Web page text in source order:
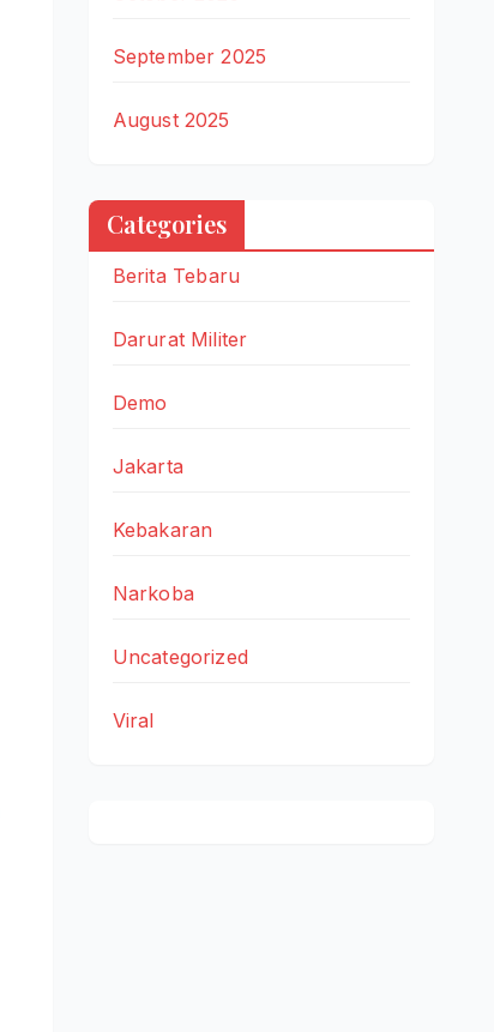
September 2025
August 2025
Categories
Berita Tebaru
Darurat Militer
Demo
Jakarta
Kebakaran
Narkoba
Uncategorized
Viral